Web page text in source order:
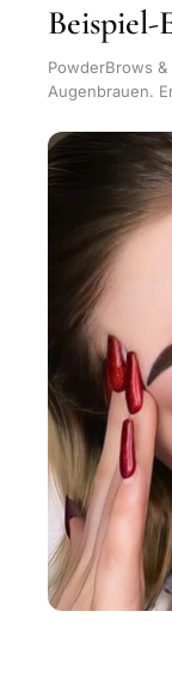
Beispiel-
PowderBrows
Augenbrauen.